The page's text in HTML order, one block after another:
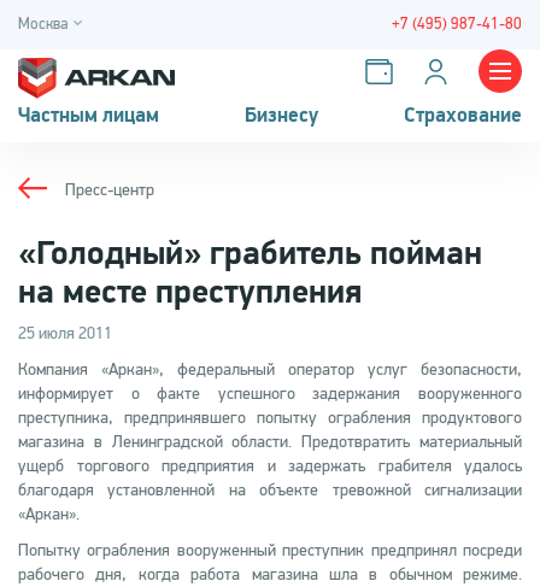
Москва +7 (495) 987-41-80
Частным лицам Бизнесу Страхование
Пресс-центр
«Голодный» грабитель пойман
на месте преступления
25 июля 2011
Компания «Аркан», федеральный оператор услуг безопасности,
информирует о факте успешного задержания вооруженного
преступника, предпринявшего попытку ограбления продуктового
магазина в Ленинградской области. Предотвратить материальный
ущерб торгового предприятия и задержать грабителя удалось
благодаря установленной на объекте тревожной сигнализации
«Аркан».
Попытку ограбления вооруженный преступник предпринял посреди
рабочего дня, когда работа магазина шла в обычном режиме.